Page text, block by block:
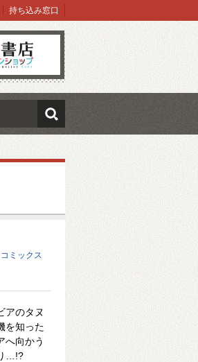
プ
持ち込み窓口
検索
ミックス
アのタヌ
を知った
へ向かう
…!?